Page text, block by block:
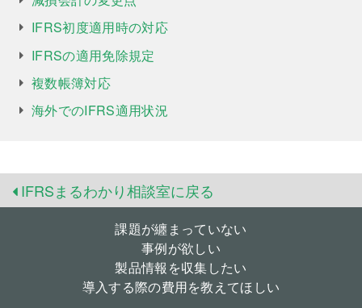
IFRS初度適用時の対応
IFRSの適用免除規定
複数帳簿対応
海外でのIFRS適用状況
IFRSまるわかり相談室に戻る
課題が纏まっていない
事例が欲しい
製品情報を収集したい
導入する際の費用を教えてほしい